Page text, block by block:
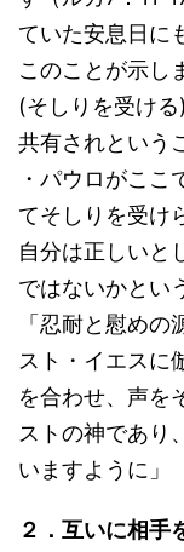
ていた安息日に
このことが示し
(そしりを受け
共有されという
・パウロがここ
てそしりを受け
自分は正しいと
ではないかとい
「忍耐と慰め
スト・イエスに
を合わせ、声を
ストの神であり
いますように」
２．互いに相手